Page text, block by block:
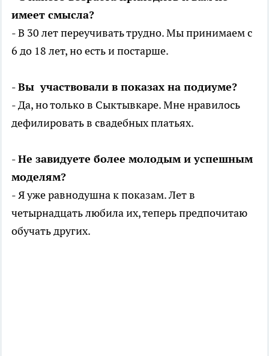
имеет смысла?
- В 30 лет переучивать трудно. Мы принимаем с
6 до 18 лет, но есть и постарше.
- Вы участвовали в показах на подиуме?
- Да, но только в Сыктывкаре. Мне нравилось
дефилировать в свадебных платьях.
- Не завидуете более молодым и успешным
моделям?
- Я уже равнодушна к показам. Лет в
четырнадцать любила их, теперь предпочитаю
обучать других.